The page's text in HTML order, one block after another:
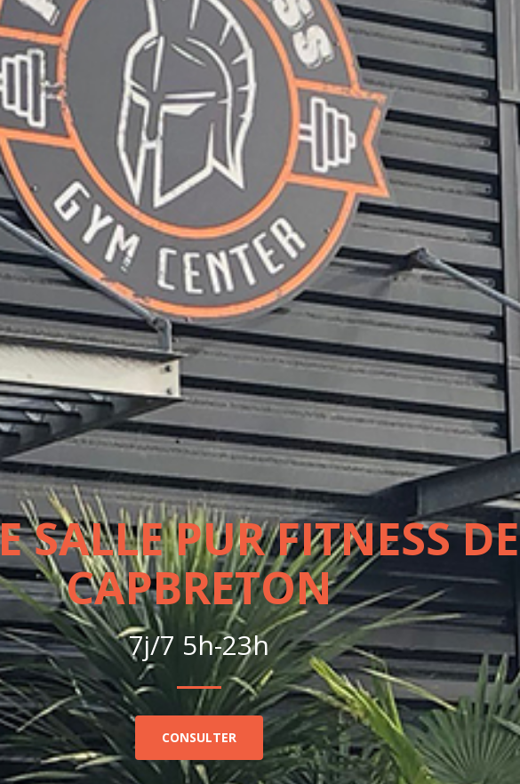
SALLE PUR FITNESS DE
CAPBRETON
7j/7 5h-23h
CONSULTER